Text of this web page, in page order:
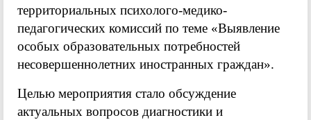
территориальных психолого-медико-
педагогических комиссий по теме «Выявление
особых образовательных потребностей
несовершеннолетних иностранных граждан».
Целью мероприятия стало обсуждение
актуальных вопросов диагностики и